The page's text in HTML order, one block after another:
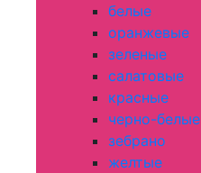
белые
оранжевые
зеленые
салатовые
красные
черно-белые
зебрано
желтые